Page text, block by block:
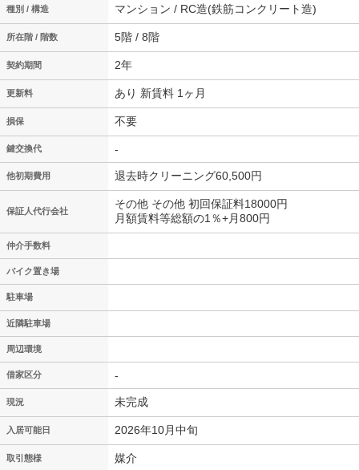
種別 / 構造 マンション / RC造(鉄筋コンクリート造)
所在階 / 階数 5階 / 8階
契約期間 2年
更新料 あり 新賃料 1ヶ月
損保 不要
鍵交換代 -
他初期費用 退去時クリーニング60,500円
保証人代行会社
その他 その他 初回保証料18000円
月額賃料等総額の1％+月800円
仲介手数料
バイク置き場
駐車場
近隣駐車場
周辺環境
借家区分 -
現況 未完成
入居可能日 2026年10月中旬
取引態様 媒介